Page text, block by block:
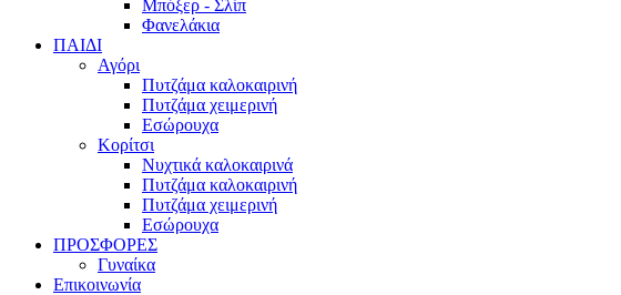
Μπόξερ - Σλίπ
Φανελάκια
ΠΑΙΔΙ
Αγόρι
Πυτζάμα καλοκαιρινή
Πυτζάμα χειμερινή
Εσώρουχα
Κορίτσι
Νυχτικά καλοκαιρινά
Πυτζάμα καλοκαιρινή
Πυτζάμα χειμερινή
Εσώρουχα
ΠΡΟΣΦΟΡΕΣ
Γυναίκα
Επικοινωνία